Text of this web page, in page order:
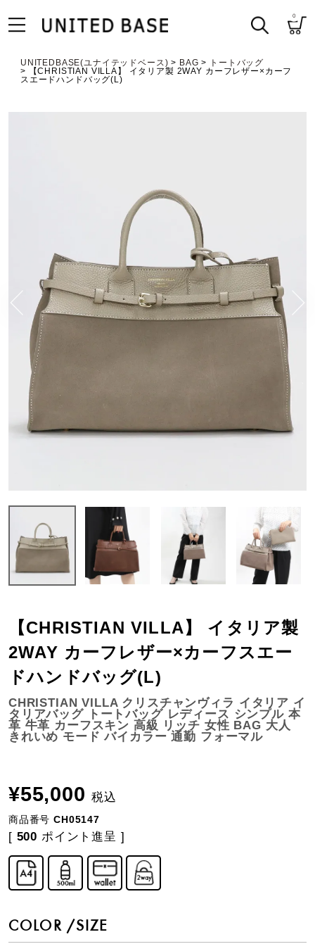
0
UNITEDBASE(ユナイテッドベース) BAG
トートバッグ
【CHRISTIAN VILLA】 イタリア製 2WAY カーフレザー×カーフ
スエードハンドバッグ(L)
CHRISTIAN VILLA クリスチャンヴィラ イタリア イ
タリアバッグ トートバッグ レディース シンプル 本
革 牛革 カーフスキン 高級 リッチ 女性 BAG 大人
きれいめ モード バイカラー 通勤 フォーマル
【CHRISTIAN VILLA】 イタリア製
2WAY カーフレザー×カーフスエー
ドハンドバッグ(L)
¥55,000 税込
商品番号 CH05147
[ 500 ポイント進呈 ]
COLOR SIZE